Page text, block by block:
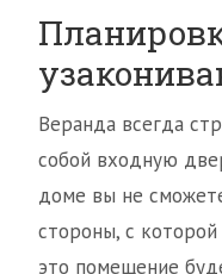
Веранда всегда
собой входную
доме вы не
стороны, с
это помещение